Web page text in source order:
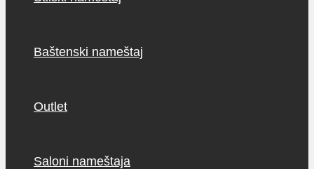
Baštenski nameštaj
Outlet
Saloni nameštaja